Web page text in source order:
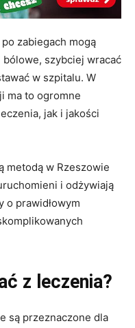
zabiegach mogą
szybciej wracać
w szpitalu. W
ma to ogromne
jak i jakości
metodą w Rzeszowie
i odżywiają
o prawidłowym
z leczenia?
są przeznaczone dla